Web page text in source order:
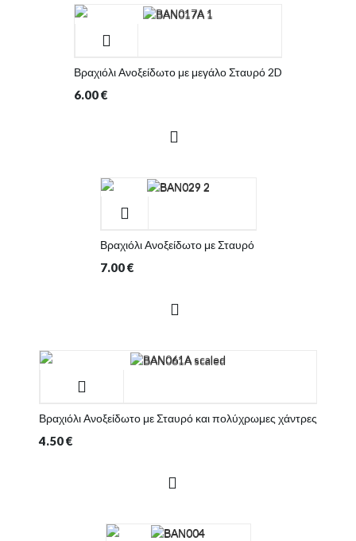
Βραχιόλι Ανοξείδωτο με μεγάλο Σταυρό 2D
6.00€
Βραχιόλι Ανοξείδωτο με Σταυρό
7.00€
Βραχιόλι Ανοξείδωτο με Σταυρό και πολύχρωμες χάντρες
4.50€